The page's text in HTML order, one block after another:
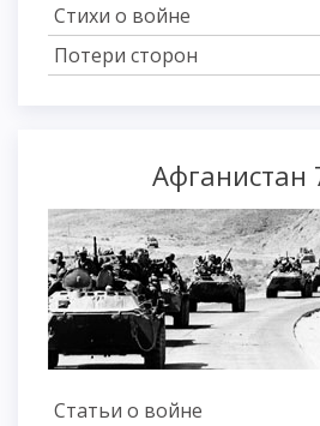
Стихи о войне
Потери сторон
Афганистан
Статьи о войне